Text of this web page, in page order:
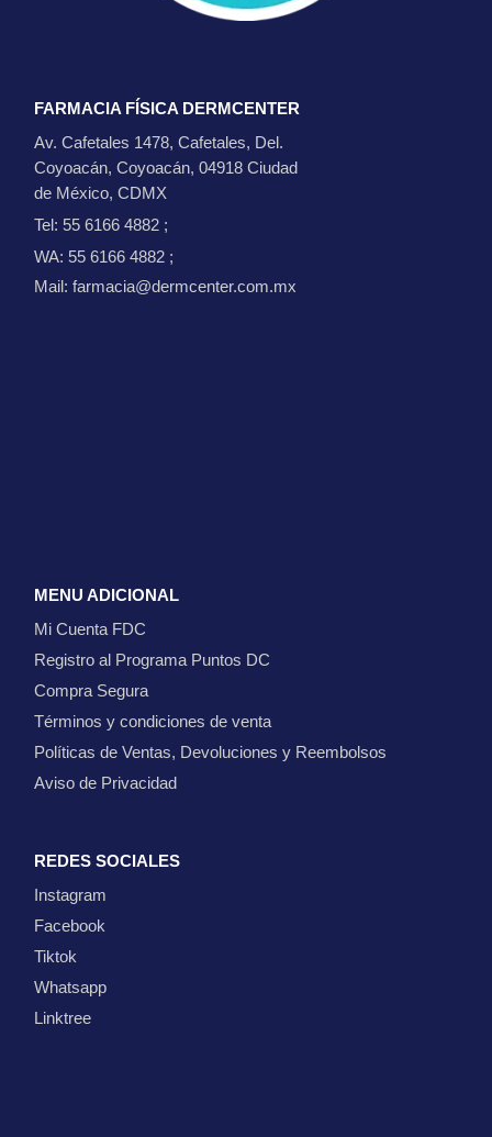
FARMACIA FÍSICA DERMCENTER
Av. Cafetales 1478, Cafetales, Del.
Coyoacán, Coyoacán, 04918 Ciudad
de México, CDMX
Tel: 55 6166 4882 ;
WA: 55 6166 4882 ;
Mail: farmacia@dermcenter.com.mx
MENU ADICIONAL
Mi Cuenta FDC
Registro al Programa Puntos DC
Compra Segura
Términos y condiciones de venta
Políticas de Ventas, Devoluciones y Reembolsos
Aviso de Privacidad
REDES SOCIALES
Instagram
Facebook
Tiktok
Whatsapp
Linktree